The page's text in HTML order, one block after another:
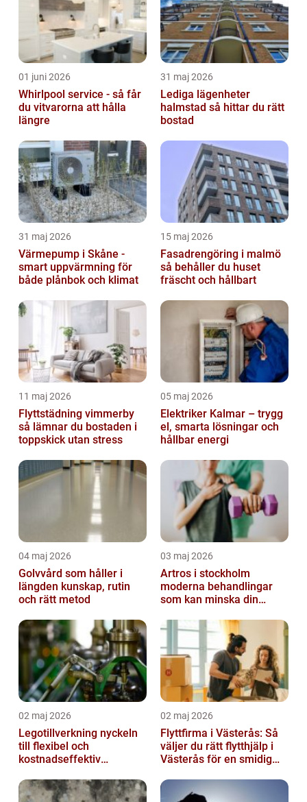
01 juni 2026
Whirlpool service - så får
du vitvarorna att hålla
längre
31 maj 2026
Lediga lägenheter
halmstad så hittar du rätt
bostad
31 maj 2026
Värmepump i Skåne -
smart uppvärmning för
både plånbok och klimat
15 maj 2026
Fasadrengöring i malmö
så behåller du huset
fräscht och hållbart
11 maj 2026
Flyttstädning vimmerby
så lämnar du bostaden i
toppskick utan stress
05 maj 2026
Elektriker Kalmar – trygg
el, smarta lösningar och
hållbar energi
04 maj 2026
Golvvård som håller i
längden kunskap, rutin
och rätt metod
03 maj 2026
Artros i stockholm
moderna behandlingar
som kan minska din
02 maj 2026
Legotillverkning nyckeln
till flexibel och
kostnadseffektiv
02 maj 2026
Flyttfirma i Västerås: Så
väljer du rätt flytthjälp i
Västerås för en smidig